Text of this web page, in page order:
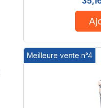
Meilleure vente n°4